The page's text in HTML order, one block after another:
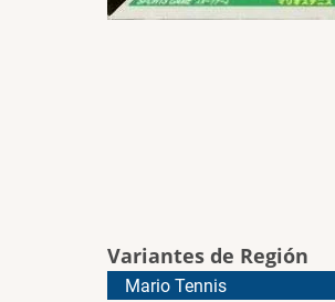
Variantes de Región
Mario Tennis